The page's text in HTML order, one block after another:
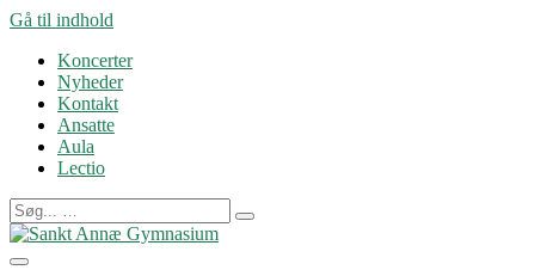
Gå til indhold
Koncerter
Nyheder
Kontakt
Ansatte
Aula
Lectio